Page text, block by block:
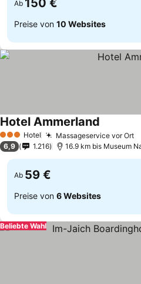
Ab 150 €
Preise von 10 Websites
3 SterneHotel Massageservice vor Ort
Hotel Ammerland
6,9 1.216 16.9 km bis Museum
Ab 59 €
Preise von 6 Websites
Beliebte Wahl